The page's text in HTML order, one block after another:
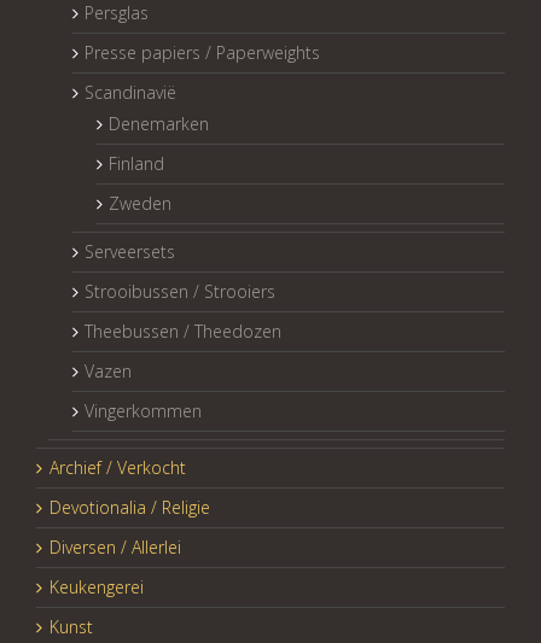
Persglas
Presse papiers / Paperweights
Scandinavië
Denemarken
Finland
Zweden
Serveersets
Strooibussen / Strooiers
Theebussen / Theedozen
Vazen
Vingerkommen
Archief / Verkocht
Devotionalia / Religie
Diversen / Allerlei
Keukengerei
Kunst